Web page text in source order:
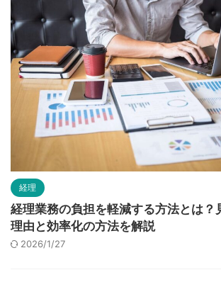
経理
経理業務の負担を軽減する方法とは？
理由と効率化の方法を解説
2026/1/27